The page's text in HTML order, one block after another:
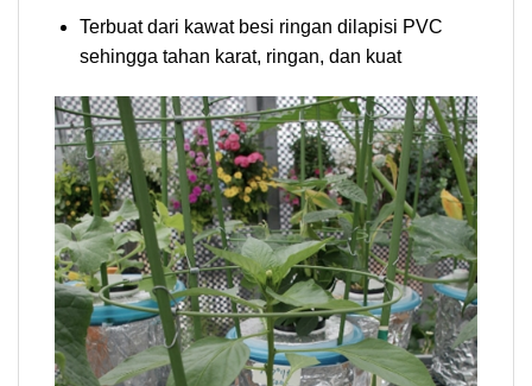
Terbuat dari kawat besi ringan dilapisi PVC
sehingga tahan karat, ringan, dan kuat